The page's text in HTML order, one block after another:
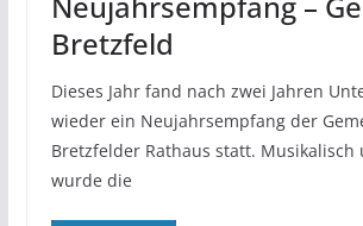
Bretzfeld
Dieses Jahr fand nach zwei Jahren
wieder ein Neujahrsempfang der
Bretzfelder Rathaus statt. Musikalisch
wurde die